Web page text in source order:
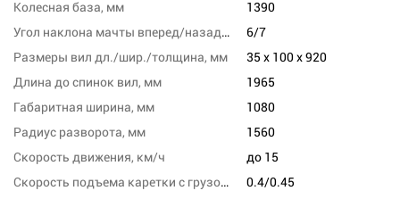
Колесная база, мм
1390
Угол наклона мачты вперед/назад, град
6/7
Размеры вил дл./шир./толщина, мм
35 x 100 x 920
Длина до спинок вил, мм
1965
Габаритная ширина, мм
1080
Радиус разворота, мм
1560
Скорость движения, км/ч
до 15
Скорость подъема каретки с грузом/без груза, м/с
0.4/0.45